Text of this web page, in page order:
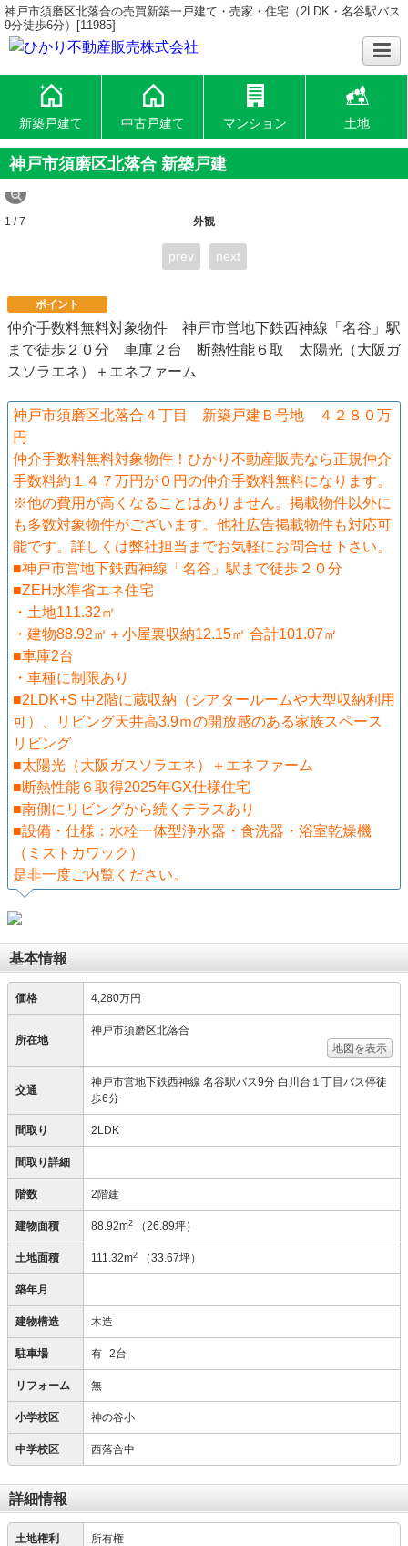
神戸市須磨区北落合の売買新築一戸建て・売家・住宅（2LDK・名谷駅バス
9分徒歩6分）[11985]
新築戸建て 中古戸建て マンション 土地
神戸市須磨区北落合 新築戸建
外観
1 / 7
prev next
ポイント
仲介手数料無料対象物件 神戸市営地下鉄西神線「名谷」駅
まで徒歩２０分 車庫２台 断熱性能６取 太陽光（大阪ガ
スソラエネ）＋エネファーム
神戸市須磨区北落合４丁目 新築戸建Ｂ号地 ４２８０万
円
仲介手数料無料対象物件！ひかり不動産販売なら正規仲介
手数料約１４７万円が０円の仲介手数料無料になります。
※他の費用が高くなることはありません。掲載物件以外に
も多数対象物件がございます。他社広告掲載物件も対応可
能です。詳しくは弊社担当までお気軽にお問合せ下さい。
■神戸市営地下鉄西神線「名谷」駅まで徒歩２０分
■ZEH水準省エネ住宅
・土地111.32㎡
・建物88.92㎡＋小屋裏収納12.15㎡ 合計101.07㎡
■車庫2台
・車種に制限あり
■2LDK+S 中2階に蔵収納（シアタールームや大型収納利用
可）、リビング天井高3.9ｍの開放感のある家族スペース
リビング
■太陽光（大阪ガスソラエネ）＋エネファーム
■断熱性能６取得2025年GX仕様住宅
■南側にリビングから続くテラスあり
■設備・仕様：水栓一体型浄水器・食洗器・浴室乾燥機
（ミストカワック）
是非一度ご内覧ください。
基本情報
価格 4,280万円
所在地
神戸市須磨区北落合
地図を表示
交通
神戸市営地下鉄西神線 名谷駅バス9分 白川台１丁目バス停徒
歩6分
間取り 2LDK
間取り詳細
階数 2階建
建物面積 88.92m2 （26.89坪）
土地面積 111.32m2 （33.67坪）
築年月
建物構造 木造
駐車場 有 2台
リフォーム 無
小学校区 神の谷小
中学校区 西落合中
詳細情報
土地権利 所有権